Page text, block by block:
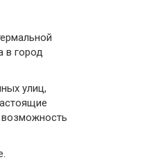
в город
улиц,
возможность